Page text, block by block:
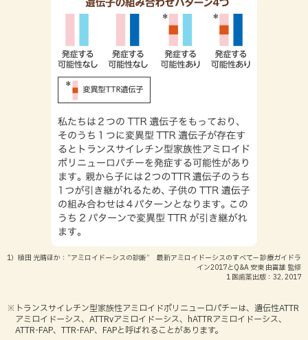
ご家族に病気を伝えるには
ご家族に伝えてほしい病気の
おはなし
はじめに
「発症前診断」について
遺伝カウンセリングについて
［遺伝と家族の相談］認定遺伝カウンセラーからのメ
［遺伝と家族の相談］臨床心理士からのメッセージ
1）植田 光晴ほか：“アミロイドーシスの診断” 最新アミロイドーシスのすべて— 診療ガイドラ
イン2017とQ&A 安東 由喜雄 監修
1 医歯薬出版：32, 2017
※トランスサイレチン型家族性アミロイドポリニューロパチーは、遺伝性ATTR
アミロイドーシス、ATTRvアミロイドーシス、hATTRアミロイドーシス、
ATTR-FAP、TTR-FAP、FAPと呼ばれることがあります。